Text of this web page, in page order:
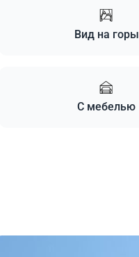
Вид на горы
С мебелью